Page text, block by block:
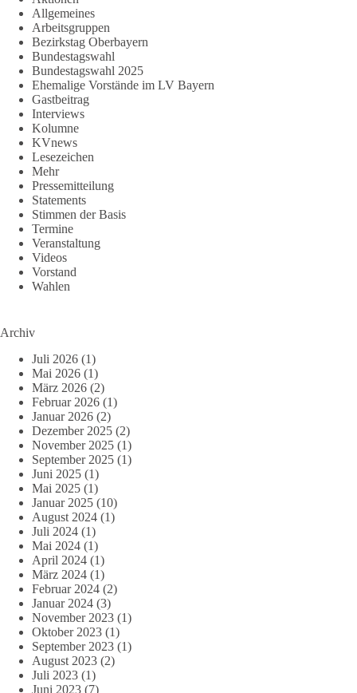
Allgemeines
Arbeitsgruppen
Bezirkstag Oberbayern
Bundestagswahl
Bundestagswahl 2025
Ehemalige Vorstände im LV Bayern
Gastbeitrag
Interviews
Kolumne
KVnews
Lesezeichen
Mehr
Pressemitteilung
Statements
Stimmen der Basis
Termine
Veranstaltung
Videos
Vorstand
Wahlen
Archiv
Juli 2026 (1)
Mai 2026 (1)
März 2026 (2)
Februar 2026 (1)
Januar 2026 (2)
Dezember 2025 (2)
November 2025 (1)
September 2025 (1)
Juni 2025 (1)
Mai 2025 (1)
Januar 2025 (10)
August 2024 (1)
Juli 2024 (1)
Mai 2024 (1)
April 2024 (1)
März 2024 (1)
Februar 2024 (2)
Januar 2024 (3)
November 2023 (1)
Oktober 2023 (1)
September 2023 (1)
August 2023 (2)
Juli 2023 (1)
Juni 2023 (7)